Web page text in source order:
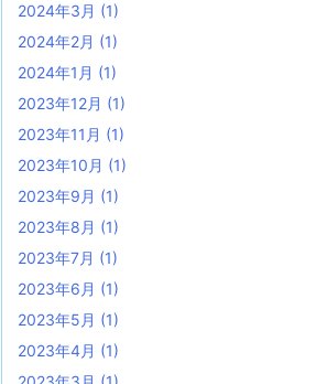
2024年3月 (1)
2024年2月 (1)
2024年1月 (1)
2023年12月 (1)
2023年11月 (1)
2023年10月 (1)
2023年9月 (1)
2023年8月 (1)
2023年7月 (1)
2023年6月 (1)
2023年5月 (1)
2023年4月 (1)